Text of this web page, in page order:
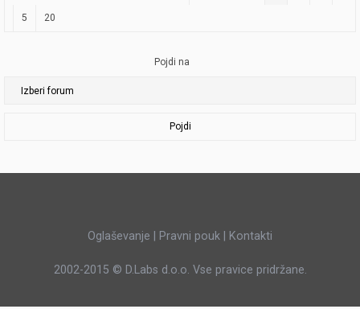
5 20
Pojdi na
Pojdi
Oglaševanje Pravni pouk Kontakti
2002-2015 © D.Labs d.o.o. Vse pravice pridržane.